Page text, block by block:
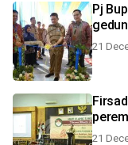
Pj
21
21